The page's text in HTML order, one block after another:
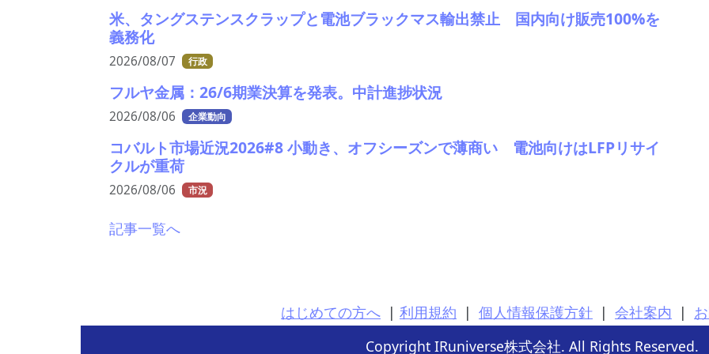
米、タングステンスクラップと電池ブラックマス輸出禁止 国内向け販売100%を
義務化
2026/08/07 行政
フルヤ金属：26/6期業決算を発表。中計進捗状況
2026/08/06 企業動向
コバルト市場近況2026#8 小動き、オフシーズンで薄商い 電池向けはLFPリサイ
クルが重荷
2026/08/06 市況
記事一覧へ
はじめての方へ | 利用規約 | 個人情報保護方針 | 会社案内 |
Copyright IRuniverse株式会社. All Rights Reserved.